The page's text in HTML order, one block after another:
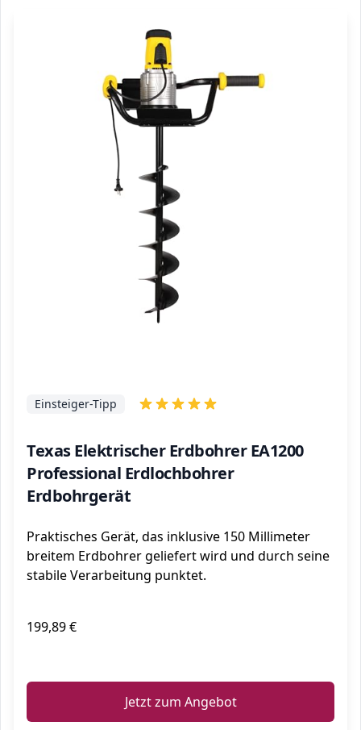
Texas Elektrischer Erdbohrer EA1200
Professional Erdlochbohrer
Erdbohrgerät
Einsteiger-Tipp
Praktisches Gerät, das inklusive 150 Millimeter
breitem Erdbohrer geliefert wird und durch seine
stabile Verarbeitung punktet.
199,89 €
Jetzt zum Angebot